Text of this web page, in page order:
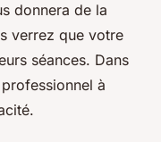
donnera de la
verrez que votre
séances. Dans
à